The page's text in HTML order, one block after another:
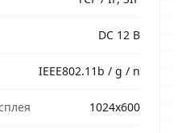
DC 12 В
IEEE802.11b / g / n
1024x600